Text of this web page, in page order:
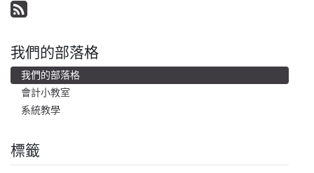
我們的部落格
我們的部落格
會計小教室
系統教學
標籤